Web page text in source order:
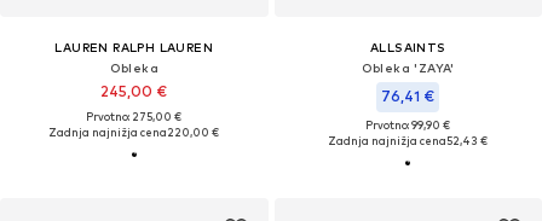
LAUREN RALPH LAUREN
Obleka
245,00 €
Prvotno: 275,00 €
Zadnja najnižja cena220,00 €
ALLSAINTS
Obleka 'ZAYA'
76,41 €
Prvotno: 99,90 €
Zadnja najnižja cena52,43 €